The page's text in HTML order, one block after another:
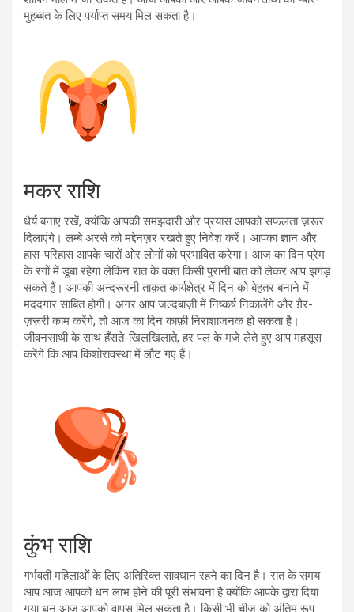
मुहब्बत के लिए पर्याप्त समय मिल सकता है।
मकर राशि
धैर्य बनाए रखें, क्योंकि आपकी समझदारी और प्रयास आपको सफलता ज़रूर
दिलाएंगे। लम्बे अरसे को मद्देनज़र रखते हुए निवेश करें। आपका ज्ञान और
हास-परिहास आपके चारों ओर लोगों को प्रभावित करेगा। आज का दिन प्रेम
के रंगों में डूबा रहेगा लेकिन रात के वक्त किसी पुरानी बात को लेकर आप झगड़
सकते हैं। आपकी अन्दरूरनी ताक़त कार्यक्षेत्र में दिन को बेहतर बनाने में
मददगार साबित होगी। अगर आप जल्दबाज़ी में निष्कर्ष निकालेंगे और ग़ैर-
ज़रूरी काम करेंगे, तो आज का दिन काफ़ी निराशाजनक हो सकता है।
जीवनसाथी के साथ हँसते-खिलखिलाते, हर पल के मज़े लेते हुए आप महसूस
करेंगे कि आप किशोरावस्था में लौट गए हैं।
कुंभ राशि
गर्भवती महिलाओं के लिए अतिरिक्त सावधान रहने का दिन है। रात के समय
आप आज आपको धन लाभ होने की पूरी संभावना है क्योंकि आपके द्वारा दिया
गया धन आज आपको वापस मिल सकता है। किसी भी चीज़ को अंतिम रूप